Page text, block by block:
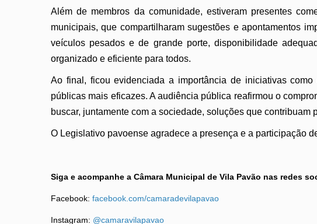
Além de membros da comunidade, estiveram presentes
municipais, que compartilharam sugestões e apontamentos
veículos pesados e de grande porte, disponibilidade
organizado e eficiente para todos.
Ao final, ficou evidenciada a importância de iniciativas
públicas mais eficazes. A audiência pública reafirmou o
buscar, juntamente com a sociedade, soluções que
O Legislativo pavoense agradece a presença e a participação
Siga e acompanhe a Câmara Municipal de Vila Pavão nas redes
Facebook: facebook.com/camaradevilapavao
Instagram: @camaravilapavao